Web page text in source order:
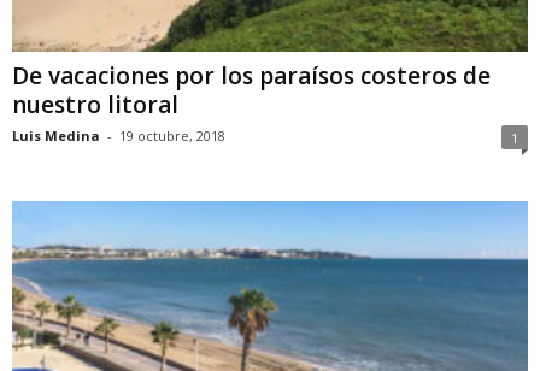
De vacaciones por los paraísos costeros de
nuestro litoral
Luis Medina - 19 octubre, 2018 1